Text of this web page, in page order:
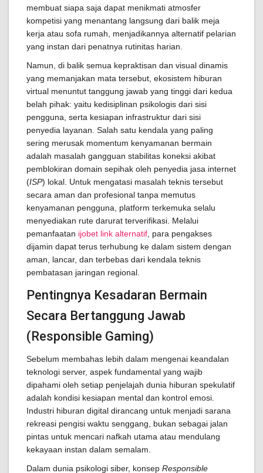
membuat siapa saja dapat menikmati atmosfer
kompetisi yang menantang langsung dari balik meja
kerja atau sofa rumah, menjadikannya alternatif pelarian
yang instan dari penatnya rutinitas harian.
Namun, di balik semua kepraktisan dan visual dinamis
yang memanjakan mata tersebut, ekosistem hiburan
virtual menuntut tanggung jawab yang tinggi dari kedua
belah pihak: yaitu kedisiplinan psikologis dari sisi
pengguna, serta kesiapan infrastruktur dari sisi
penyedia layanan. Salah satu kendala yang paling
sering merusak momentum kenyamanan bermain
adalah masalah gangguan stabilitas koneksi akibat
pemblokiran domain sepihak oleh penyedia jasa internet
(ISP) lokal. Untuk mengatasi masalah teknis tersebut
secara aman dan profesional tanpa memutus
kenyamanan pengguna, platform terkemuka selalu
menyediakan rute darurat terverifikasi. Melalui
pemanfaatan ijobet link alternatif , para pengakses
dijamin dapat terus terhubung ke dalam sistem dengan
aman, lancar, dan terbebas dari kendala teknis
pembatasan jaringan regional.
Pentingnya Kesadaran Bermain
Secara Bertanggung Jawab
(Responsible Gaming)
Sebelum membahas lebih dalam mengenai keandalan
teknologi server, aspek fundamental yang wajib
dipahami oleh setiap penjelajah dunia hiburan spekulatif
adalah kondisi kesiapan mental dan kontrol emosi.
Industri hiburan digital dirancang untuk menjadi sarana
rekreasi pengisi waktu senggang, bukan sebagai jalan
pintas untuk mencari nafkah utama atau mendulang
kekayaan instan dalam semalam.
Dalam dunia psikologi siber, konsep Responsible